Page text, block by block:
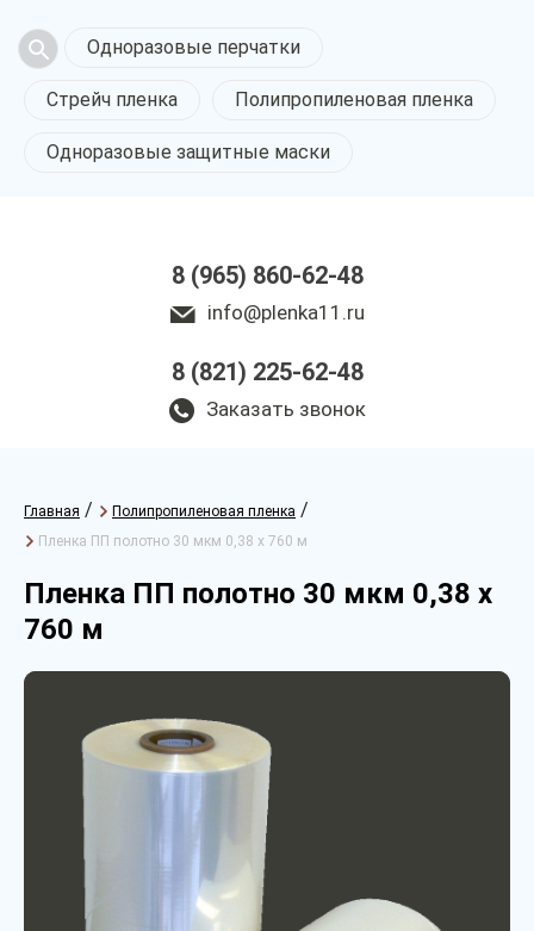
Одноразовые перчатки
Стрейч пленка Полипропиленовая пленка
Одноразовые защитные маски
8 (965) 860-62-48
info@plenka11.ru
8 (821) 225-62-48
Заказать звонок
Главная / Полипропиленовая пленка /
Пленка ПП полотно 30 мкм 0,38 х 760 м
Пленка ПП полотно 30 мкм 0,38 х
760 м